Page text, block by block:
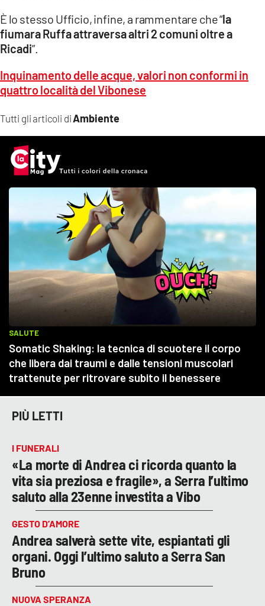
Tutti gli articoli diAmbiente
È lo stesso Ufficio, infine, a rammentare che “la
fiumara Ruffa attraversa altri 2 comuni oltre a
Ricadi”.
Inquinamento delle acque, valori non conformi in
quattro località del Vibonese
PIÙ LETTI
I FUNERALI
«La morte di Andrea ci ricorda quanto la
vita sia preziosa e fragile», a Serra l’ultimo
saluto alla 23enne investita a Vibo
GESTO D’AMORE
Andrea salverà sette vite, espiantati gli
organi. Oggi l’ultimo saluto a Serra San
Bruno
NUOVA SPERANZA